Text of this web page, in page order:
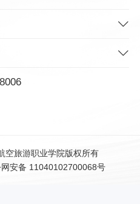
空旅游职业学院版权所有
安备 11040102700068号